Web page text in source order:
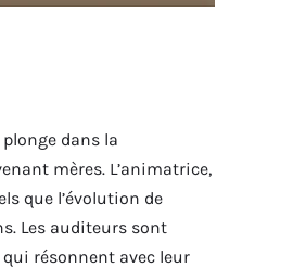
dans la
mères. L’animatrice,
que l’évolution de
Les auditeurs sont
résonnent avec leur